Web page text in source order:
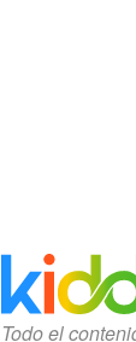
Todo el